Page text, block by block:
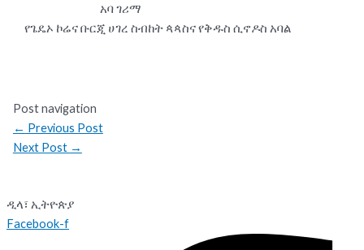
አባ ገሪማ
የጌዴኦ ኮሬና ቡርጂ ሀገረ ስብከት ጳጳስና የቅዱስ ሲኖዶስ አባል
Post navigation
← Previous Post
Next Post →
ዲላ፣ ኢትዮጵያ
Facebook-f